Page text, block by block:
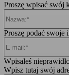
Proszę wpisać swój
Proszę podać swoje
Wpisałeś
Wpisz tutaj swój